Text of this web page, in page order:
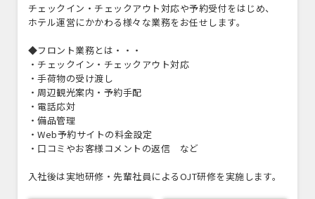
チェックイン・チェックアウト対応や予約受付をはじめ、
ホテル運営にかかわる様々な業務をお任せします。
◆フロント業務とは・・・
・チェックイン・チェックアウト対応
・手荷物の受け渡し
・周辺観光案内・予約手配
・電話応対
・備品管理
・Web予約サイトの料金設定
・口コミやお客様コメントの返信 など
入社後は実地研修・先輩社員によるOJT研修を実施します。